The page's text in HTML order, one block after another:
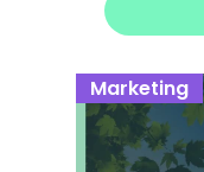
Marketing